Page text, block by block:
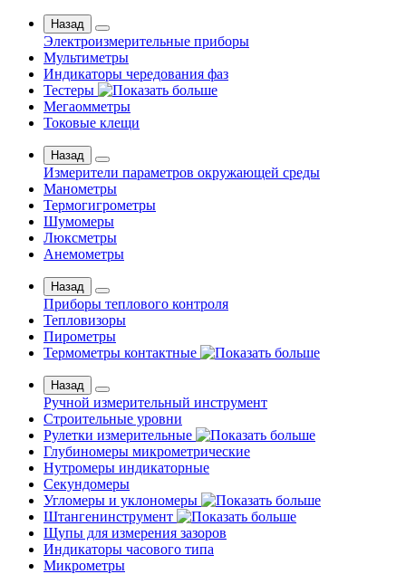
Назад
Электроизмерительные приборы
Мультиметры
Индикаторы чередования фаз
Тестеры
Мегаомметры
Токовые клещи
Назад
Измерители параметров окружающей среды
Манометры
Термогигрометры
Шумомеры
Люксметры
Анемометры
Назад
Приборы теплового контроля
Тепловизоры
Пирометры
Термометры контактные
Назад
Ручной измерительный инструмент
Строительные уровни
Рулетки измерительные
Глубиномеры микрометрические
Нутромеры индикаторные
Секундомеры
Угломеры и уклономеры
Штангенинструмент
Щупы для измерения зазоров
Индикаторы часового типа
Микрометры